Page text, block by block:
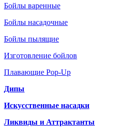
Бойлы варенные
Бойлы насадочные
Бойлы пылящие
Изготовление бойлов
Плавающие Pop-Up
Дипы
Искусственные насадки
Ликвиды и Аттрактанты